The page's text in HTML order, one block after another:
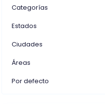
Categorías
Estados
Ciudades
Áreas
Por defecto